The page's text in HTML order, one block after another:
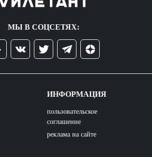
МЫ В СОЦСЕТЯХ:
ИНФОРМАЦИЯ
пользовательское
соглашение
реклама на сайте